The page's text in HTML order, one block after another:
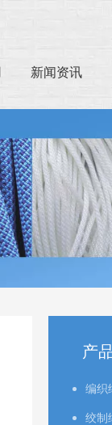
新闻资讯
产
编织
绞制